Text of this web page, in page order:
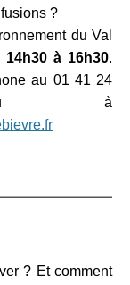
?
du Val
à 16h30.
au 01 41 24
à
? Et comment